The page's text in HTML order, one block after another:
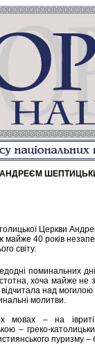
Церкви
40 років
світу.
поминальних
хоча майже не
відчитала над
молитви.
мовах – на
– греко-
пуризму